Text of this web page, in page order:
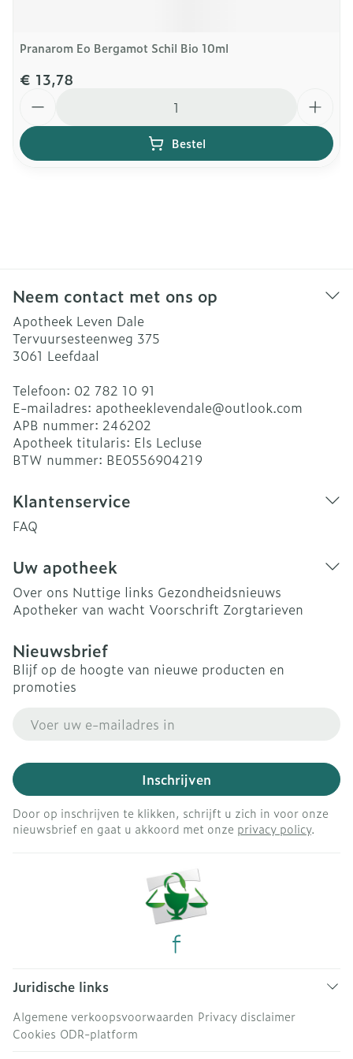
Pranarom Eo Bergamot Schil Bio 10ml
€ 13,78
Bestel
Neem contact met ons op
Apotheek Leven Dale
Tervuursesteenweg 375
3061 Leefdaal
Telefoon: 02 782 10 91
E-mailadres: apotheeklevendale@outlook.com
APB nummer: 246202
Apotheek titularis: Els Lecluse
BTW nummer: BE0556904219
Klantenservice
FAQ
Uw apotheek
Over ons Nuttige links Gezondheidsnieuws
Apotheker van wacht Voorschrift Zorgtarieven
Nieuwsbrief
Blijf op de hoogte van nieuwe producten en
promoties
Inschrijven
Door op inschrijven te klikken, schrijft u zich in voor onze
nieuwsbrief en gaat u akkoord met onze privacy policy.
Juridische links
Algemene verkoopsvoorwaarden Privacy disclaimer
Cookies ODR-platform